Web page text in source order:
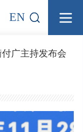
EN
广主持发布会